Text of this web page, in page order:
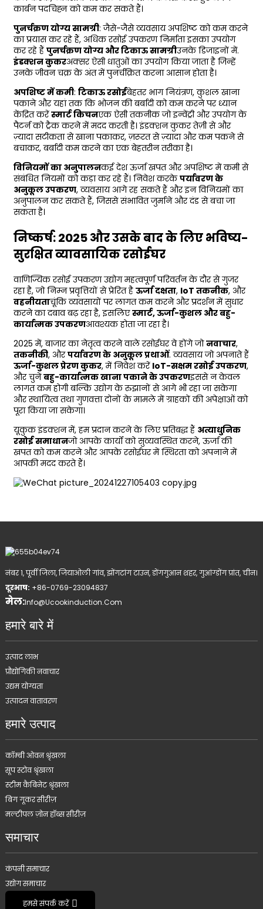
कार्बन पदचिह्न को कम कर सकते हैं।
पुनर्चक्रण योग्य सामग्री: जैसे-जैसे व्यवसाय अपशिष्ट को कम करने
का प्रयास कर रहे हैं, अधिक रसोई उपकरण निर्माता इसका उपयोग
कर रहे हैं पुनर्चक्रण योग्य और टिकाऊ सामग्रीउनके डिजाइनों में.
इंडक्शन कुकरअक्सर ऐसी धातुओं का उपयोग किया जाता है जिन्हें
उनके जीवन चक्र के अंत में पुनर्चक्रित करना आसान होता है।
अपशिष्ट में कमी: टिकाऊ रसोईबेहतर भाग नियंत्रण, कुशल खाना
पकाने और यहां तक ​​कि भोजन की बर्बादी को कम करने पर ध्यान
केंद्रित करेंस्मार्ट किचनएक ऐसी तकनीक जो इन्वेंट्री और उपयोग के
पैटर्न को ट्रैक करने में मदद करती है। इंडक्शन कुकर तेज़ी से और
ज़्यादा सटीकता से खाना पकाकर, ज़रूरत से ज़्यादा और कम पकने से
बचाकर, बर्बादी कम करने का एक बेहतरीन तरीका है।
विनियमों का अनुपालनकई देश ऊर्जा खपत और अपशिष्ट में कमी से
संबंधित नियमों को कड़ा कर रहे हैं। निवेश करकेपर्यावरण के
अनुकूल उपकरण, व्यवसाय आगे रह सकते हैं और इन विनियमों का
अनुपालन कर सकते हैं, जिससे संभावित जुर्माने और दंड से बचा जा
सकता है।
निष्कर्ष: 2025 और उसके बाद के लिए भविष्य-
सुरक्षित व्यावसायिक रसोईघर
वाणिज्यिक रसोई उपकरण उद्योग महत्वपूर्ण परिवर्तन के दौर से गुजर
रहा है, जो निम्न प्रवृत्तियों से प्रेरित है ऊर्जा दक्षता, IoT तकनीक, और
वहनीयताचूंकि व्यवसायों पर लागत कम करने और प्रदर्शन में सुधार
करने का दबाव बढ़ रहा है, इसलिएस्मार्ट, ऊर्जा-कुशल और बहु-
कार्यात्मक उपकरणआवश्यक होता जा रहा है।
2025 में, बाजार का नेतृत्व करने वाले रसोईघर वे होंगे जोनवाचार,
तकनीकी, औरपर्यावरण के अनुकूल प्रथाओं. व्यवसाय जो अपनाते हैं
ऊर्जा-कुशल प्रेरण कुकर, में निवेश करें IoT-सक्षम रसोई उपकरण,
और चुनेंबहु-कार्यात्मक खाना पकाने के उपकरणइससे न केवल
लागत कम होगी बल्कि उद्योग के रुझानों से आगे भी रहा जा सकेगा
और स्थायित्व तथा गुणवत्ता दोनों के मामले में ग्राहकों की अपेक्षाओं को
पूरा किया जा सकेगा।
यूकुक इंडक्शन में, हम प्रदान करने के लिए प्रतिबद्ध हैं अत्याधुनिक
रसोई समाधानजो आपके कार्यों को सुव्यवस्थित करने, ऊर्जा की
खपत को कम करने और आपके रसोईघर में स्थिरता को अपनाने में
आपकी मदद करते हैं।
नंबर 1, पूर्वी जिला, जियाओली गांव, झोंगटांग टाउन, डोंगगुआन शहर, गुआंग्डोंग प्रांत, चीन।
दूरभाष: +86-0769-23094837
मेल:Info@ucookinduction.com
हमारे बारे में
उत्पाद लाभ
प्रौद्योगिकी नवाचार
उद्यम योग्यता
उत्पादन वातावरण
हमारे उत्पाद
कॉम्बी ओवन श्रृंखला
सूप स्टोव श्रृंखला
स्टीम कैबिनेट श्रृंखला
बिग गूकर सीरीज़
मल्टीपल ज़ोन हॉब्स सीरीज़
समाचार
कंपनी समाचार
उद्योग समाचार
हमसे संपर्क करें